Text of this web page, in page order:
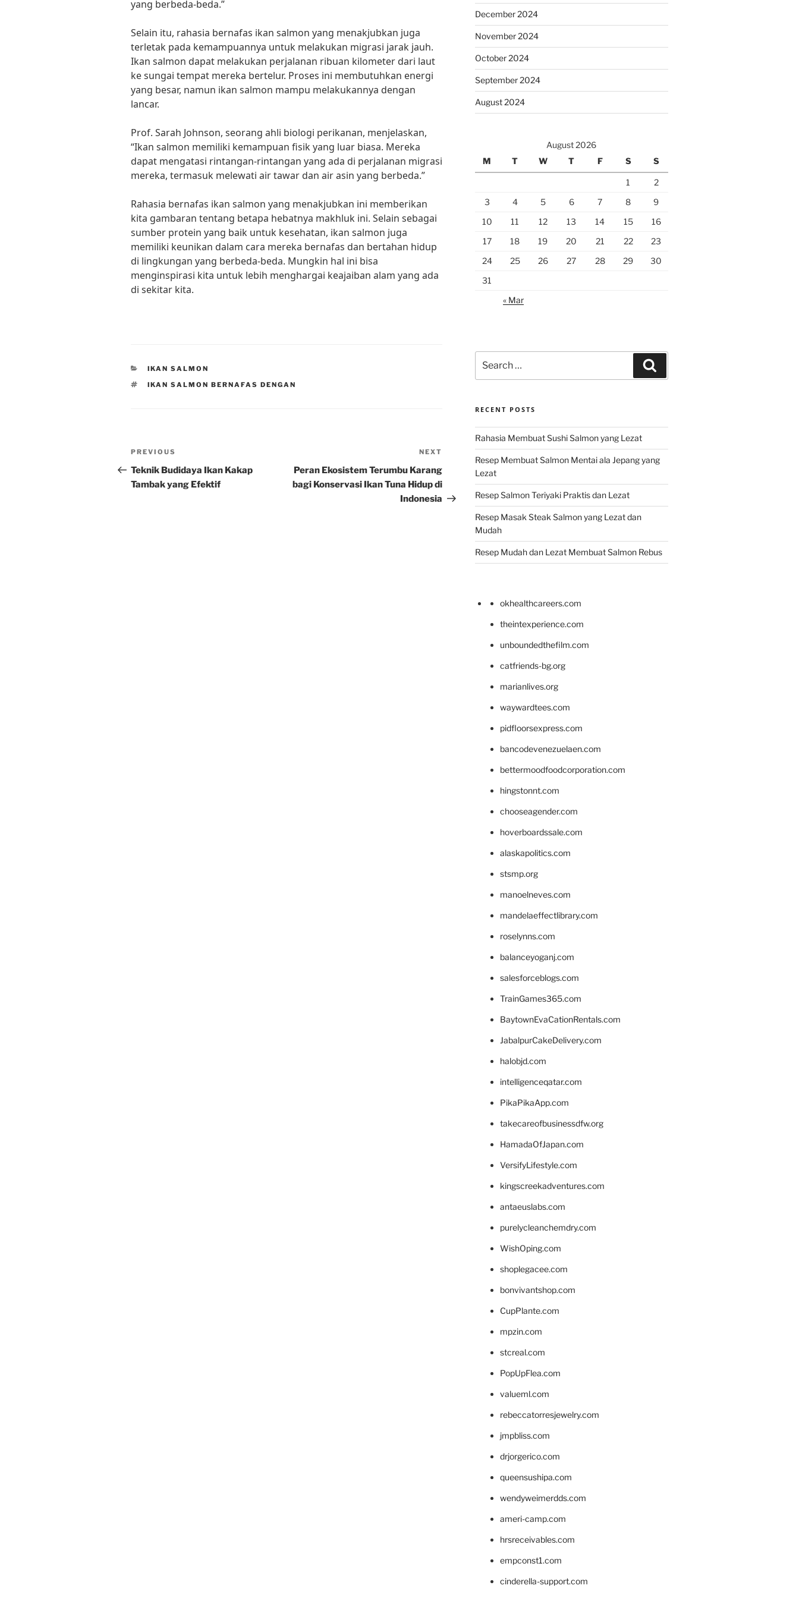
yang berbeda-beda.”
Selain itu, rahasia bernafas ikan salmon yang menakjubkan juga
terletak pada kemampuannya untuk melakukan migrasi jarak jauh.
Ikan salmon dapat melakukan perjalanan ribuan kilometer dari laut
ke sungai tempat mereka bertelur. Proses ini membutuhkan energi
yang besar, namun ikan salmon mampu melakukannya dengan
lancar.
Prof. Sarah Johnson, seorang ahli biologi perikanan, menjelaskan,
“Ikan salmon memiliki kemampuan fisik yang luar biasa. Mereka
dapat mengatasi rintangan-rintangan yang ada di perjalanan migrasi
mereka, termasuk melewati air tawar dan air asin yang berbeda.”
Rahasia bernafas ikan salmon yang menakjubkan ini memberikan
kita gambaran tentang betapa hebatnya makhluk ini. Selain sebagai
sumber protein yang baik untuk kesehatan, ikan salmon juga
memiliki keunikan dalam cara mereka bernafas dan bertahan hidup
di lingkungan yang berbeda-beda. Mungkin hal ini bisa
menginspirasi kita untuk lebih menghargai keajaiban alam yang ada
di sekitar kita.
CATEGORIES
IKAN SALMON
TAGS
IKAN SALMON BERNAFAS DENGAN
Post
navigation
Previous
Post
PREVIOUS
Teknik Budidaya Ikan Kakap
Tambak yang Efektif
Post
NEXT
Peran Ekosistem Terumbu Karang
bagi Konservasi Ikan Tuna Hidup di
Indonesia
December 2024
November 2024
October 2024
September 2024
August 2024
August 2026
M
T W T F S S
1
2
3
4 5 6 7 8
9
10
11 12 13 14 15
16
17
18 19 20 21 22
23
24
25 26 27 28 29
30
31
« Mar
for:
RECENT POSTS
Rahasia Membuat Sushi Salmon yang Lezat
Resep Membuat Salmon Mentai ala Jepang yang
Lezat
Resep Salmon Teriyaki Praktis dan Lezat
Resep Masak Steak Salmon yang Lezat dan
Mudah
Resep Mudah dan Lezat Membuat Salmon Rebus
okhealthcareers.com
theintexperience.com
unboundedthefilm.com
catfriends-bg.org
marianlives.org
waywardtees.com
pidfloorsexpress.com
bancodevenezuelaen.com
bettermoodfoodcorporation.com
hingstonnt.com
chooseagender.com
hoverboardssale.com
alaskapolitics.com
stsmp.org
manoelneves.com
mandelaeffectlibrary.com
roselynns.com
balanceyoganj.com
salesforceblogs.com
TrainGames365.com
BaytownEvaCationRentals.com
JabalpurCakeDelivery.com
halobjd.com
intelligenceqatar.com
PikaPikaApp.com
takecareofbusinessdfw.org
HamadaOfJapan.com
VersifyLifestyle.com
kingscreekadventures.com
antaeuslabs.com
purelycleanchemdry.com
WishOping.com
shoplegacee.com
bonvivantshop.com
CupPlante.com
mpzin.com
stcreal.com
PopUpFlea.com
valueml.com
rebeccatorresjewelry.com
jmpbliss.com
drjorgerico.com
queensushipa.com
wendyweimerdds.com
ameri-camp.com
hrsreceivables.com
empconst1.com
cinderella-support.com